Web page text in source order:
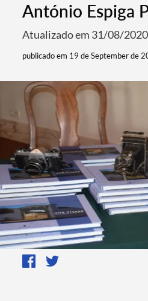
António Espiga
Atualizado em 31/08/2020
publicado em 19 de September de